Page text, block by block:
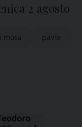
2 agosto
mosa pavia